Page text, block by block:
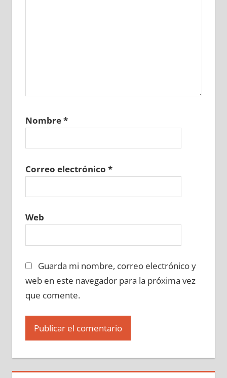
Nombre*
Correo electrónico *
Web
Guarda mi nombre, correo electrónico y
web en este navegador para la próxima vez
que comente.